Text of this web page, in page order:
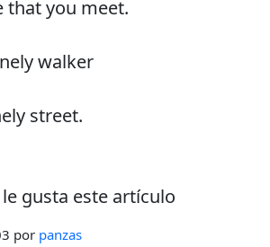
that you meet.
walker
street.
gusta este artículo
por panzas